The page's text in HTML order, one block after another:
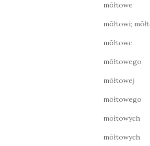
mōłtowe
mōłtowi;
mōłtowe
mōłtowego
mōłtowej
mōłtowego
mōłtowych
mōłtowych